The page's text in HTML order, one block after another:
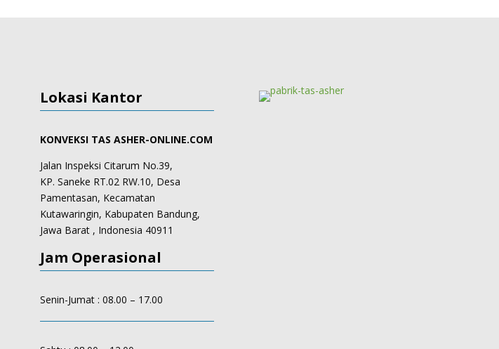
Lokasi Kantor
KONVEKSI TAS ASHER-ONLINE.COM
Jalan Inspeksi Citarum No.39,
KP. Saneke RT.02 RW.10, Desa
Pamentasan, Kecamatan
Kutawaringin, Kabupaten Bandung,
Jawa Barat , Indonesia 40911
Jam Operasional
Senin-Jumat : 08.00 – 17.00